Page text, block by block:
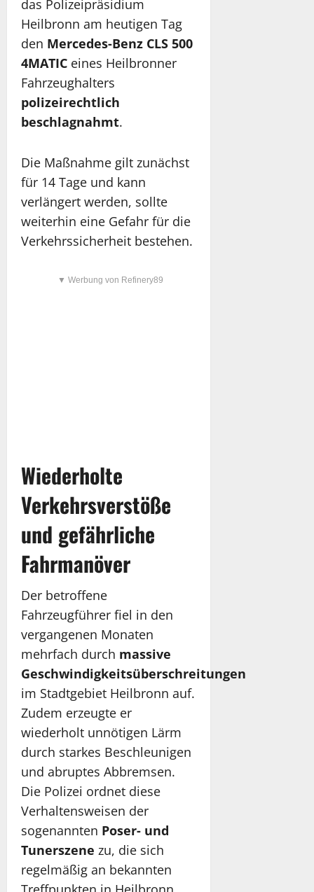
das Polizeipräsidium
Heilbronn am heutigen Tag
den Mercedes-Benz CLS 500
4MATIC eines Heilbronner
Fahrzeughalters
polizeirechtlich
beschlagnahmt.
Die Maßnahme gilt zunächst
für 14 Tage und kann
verlängert werden, sollte
weiterhin eine Gefahr für die
Verkehrssicherheit bestehen.
▼ Werbung von Refinery89
Wiederholte
Verkehrsverstöße
und gefährliche
Fahrmanöver
Der betroffene
Fahrzeugführer fiel in den
vergangenen Monaten
mehrfach durch massive
Geschwindigkeitsüberschreitungen
im Stadtgebiet Heilbronn auf.
Zudem erzeugte er
wiederholt unnötigen Lärm
durch starkes Beschleunigen
und abruptes Abbremsen.
Die Polizei ordnet diese
Verhaltensweisen der
sogenannten Poser- und
Tunerszene zu, die sich
regelmäßig an bekannten